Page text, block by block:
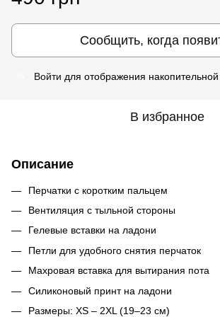
Сообщить, когда
Войти для отображения накопительной
В избранное
Описание
Перчатки с коротким пальцем
Вентиляция с тыльной стороны
Гелевые вставки на ладони
Петли для удобного снятия перчаток
Махровая вставка для вытирания пота
Силиконовый принт на ладони
Размеры: XS – 2XL (19–23 см)